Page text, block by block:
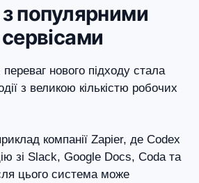
з популярними
нового підходу стала
з великою кількістю робочих
компанії Zapier, де Codex
зі Slack, Google Docs, Coda та
цього система може